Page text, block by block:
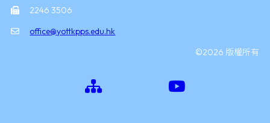
2246 3506
office@yottkpps.edu.hk
©2026 版權所有